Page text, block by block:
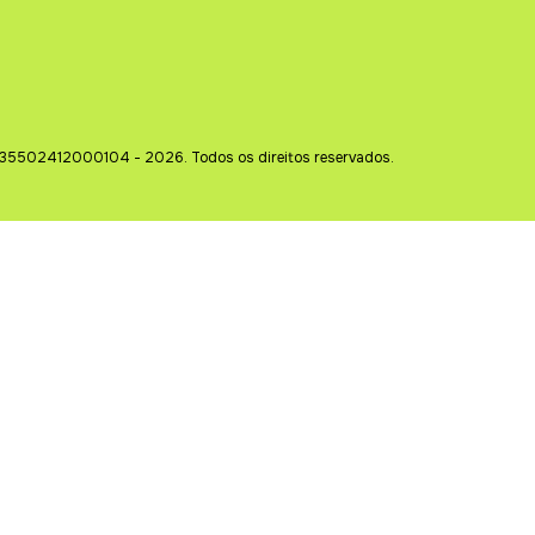
35502412000104 - 2026. Todos os direitos reservados.